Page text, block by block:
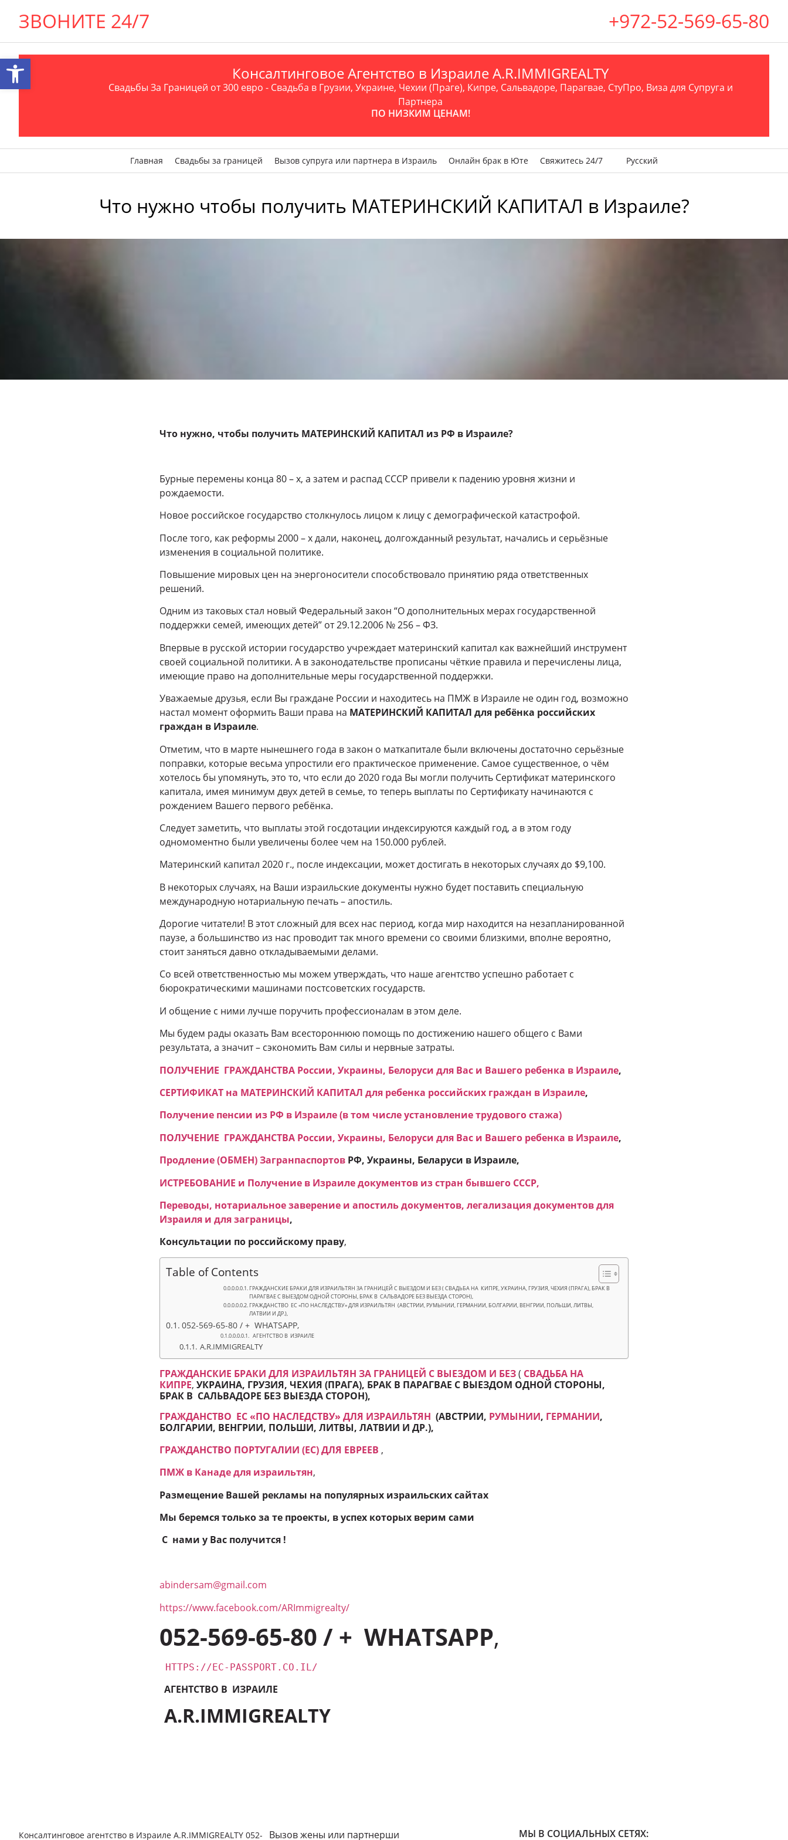
ЗВОНИТЕ 24/7 +972-52-569-65-80
Консалтинговое Агентство в Израиле A.R.IMMIGREALTY
Свадьбы За Границей от 300 евро - Свадьба в Грузии, Украине, Чехии (Праге), Кипре, Сальвадоре, Парагвае, СтуПро, Виза для Супруга и
Партнера
ПО НИЗКИМ ЦЕНАМ!
Главная Свадьбы за границей Вызов супруга или партнера в Израиль Онлайн брак в Юте Свяжитесь 24/7 Русский
Что нужно чтобы получить МАТЕРИНСКИЙ КАПИТАЛ в Израиле?
Что нужно, чтобы получить МАТЕРИНСКИЙ КАПИТАЛ из РФ в Израиле?
Бурные перемены конца 80 – х, а затем и распад СССР привели к падению уровня жизни и
рождаемости.
Новое российское государство столкнулось лицом к лицу с демографической катастрофой.
После того, как реформы 2000 – х дали, наконец, долгожданный результат, начались и серьёзные
изменения в социальной политике.
Повышение мировых цен на энергоносители способствовало принятию ряда ответственных
решений.
Одним из таковых стал новый Федеральный закон “О дополнительных мерах государственной
поддержки семей, имеющих детей” от 29.12.2006 № 256 – ФЗ.
Впервые в русской истории государство учреждает материнский капитал как важнейший инструмент
своей социальной политики. А в законодательстве прописаны чёткие правила и перечислены лица,
имеющие право на дополнительные меры государственной поддержки.
Уважаемые друзья, если Вы граждане России и находитесь на ПМЖ в Израиле не один год, возможно
настал момент оформить Ваши права на МАТЕРИНСКИЙ КАПИТАЛ для ребёнка российских
граждан в Израиле.
Отметим, что в марте нынешнего года в закон о маткапитале были включены достаточно серьёзные
поправки, которые весьма упростили его практическое применение. Самое существенное, о чём
хотелось бы упомянуть, это то, что если до 2020 года Вы могли получить Сертификат материнского
капитала, имея минимум двух детей в семье, то теперь выплаты по Сертификату начинаются с
рождением Вашего первого ребёнка.
Следует заметить, что выплаты этой госдотации индексируются каждый год, а в этом году
одномоментно были увеличены более чем на 150.000 рублей.
Материнский капитал 2020 г., после индексации, может достигать в некоторых случаях до $9,100.
В некоторых случаях, на Ваши израильские документы нужно будет поставить специальную
международную нотариальную печать – апостиль.
Дорогие читатели! В этот сложный для всех нас период, когда мир находится на незапланированной
паузе, а большинство из нас проводит так много времени со своими близкими, вполне вероятно,
стоит заняться давно откладываемыми делами.
Со всей ответственностью мы можем утверждать, что наше агентство успешно работает с
бюрократическими машинами постсоветских государств.
И общение с ними лучше поручить профессионалам в этом деле.
Мы будем рады оказать Вам всестороннюю помощь по достижению нашего общего с Вами
результата, а значит – сэкономить Вам силы и нервные затраты.
ПОЛУЧЕНИЕ ГРАЖДАНСТВА России, Украины, Белоруси для Вас и Вашего ребенка в Израиле,
СЕРТИФИКАТ на МАТЕРИНСКИЙ КАПИТАЛ для ребенка российских граждан в Израиле,
Получение пенсии из РФ в Израиле (в том числе установление трудового стажа)
ПОЛУЧЕНИЕ ГРАЖДАНСТВА России, Украины, Белоруси для Вас и Вашего ребенка в Израиле,
Продление (ОБМЕН) Загранпаспортов РФ, Украины, Беларуси в Израиле,
ИСТРЕБОВАНИЕ и Получение в Израиле документов из стран бывшего СССР,
Переводы, нотариальное заверение и апостиль документов, легализация документов для
Израиля и для заграницы,
Консультации по российскому праву,
Table of Contents
ГРАЖДАНСКИЕ БРАКИ ДЛЯ ИЗРАИЛЬТЯН ЗА ГРАНИЦЕЙ С ВЫЕЗДОМ И БЕЗ ( СВАДЬБА НА КИПРЕ, УКРАИНА, ГРУЗИЯ, ЧЕХИЯ (ПРАГА), БРАК В
ПАРАГВАЕ С ВЫЕЗДОМ ОДНОЙ СТОРОНЫ, БРАК В САЛЬВАДОРЕ БЕЗ ВЫЕЗДА СТОРОН),
ГРАЖДАНСТВО ЕC «ПО НАСЛЕДСТВУ» ДЛЯ ИЗРАИЛЬТЯН (АВСТРИИ, РУМЫНИИ, ГЕРМАНИИ, БОЛГАРИИ, ВЕНГРИИ, ПОЛЬШИ, ЛИТВЫ,
ЛАТВИИ И ДР.),
052-569-65-80 / + WHATSAPP,
АГЕНТСТВО В ИЗРАИЛЕ
A.R.IMMIGREALTY
ГРАЖДАНСКИЕ БРАКИ ДЛЯ ИЗРАИЛЬТЯН ЗА ГРАНИЦЕЙ С ВЫЕЗДОМ И БЕЗ( СВАДЬБА НА
КИПРЕ, УКРАИНА, ГРУЗИЯ, ЧЕХИЯ (ПРАГА), БРАК В ПАРАГВАЕ С ВЫЕЗДОМ ОДНОЙ СТОРОНЫ,
БРАК В САЛЬВАДОРЕ БЕЗ ВЫЕЗДА СТОРОН),
ГРАЖДАНСТВО ЕC «ПО НАСЛЕДСТВУ» ДЛЯ ИЗРАИЛЬТЯН (АВСТРИИ, РУМЫНИИ, ГЕРМАНИИ,
БОЛГАРИИ, ВЕНГРИИ, ПОЛЬШИ, ЛИТВЫ, ЛАТВИИ И ДР.),
ГРАЖДАНСТВО ПОРТУГАЛИИ (ЕС) ДЛЯ ЕВРЕЕВ ,
ПМЖ в Канаде для израильтян,
Размещение Вашей рекламы на популярных израильских сайтах
Мы беремся только за те проекты, в успех которых верим сами
С нами у Вас получится !
abindersam@gmail.com
https://www.facebook.com/ARImmigrealty/
052-569-65-80 / + WHATSAPP,
HTTPS://EC-PASSPORT.CO.IL/
АГЕНТСТВО В ИЗРАИЛЕ
A.R.IMMIGREALTY
Консалтинговое агентство в Израиле A.R.IMMIGREALTY 052- Вызов жены или партнерши МЫ В СОЦИАЛЬНЫХ СЕТЯХ:
Открыть панель инструментов